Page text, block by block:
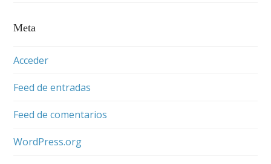
Meta
Acceder
Feed de entradas
Feed de comentarios
WordPress.org